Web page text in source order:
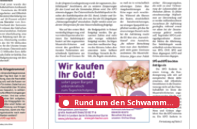
Rund um den Schwammerlturm